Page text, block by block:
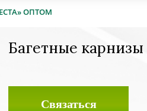
ОПТОМ
Багетные
Связаться